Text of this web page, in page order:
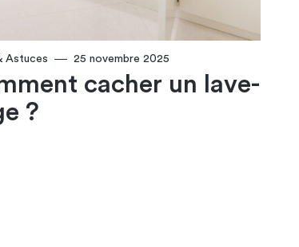
Astuces 25 novembre 2025
cacher un lave-
?